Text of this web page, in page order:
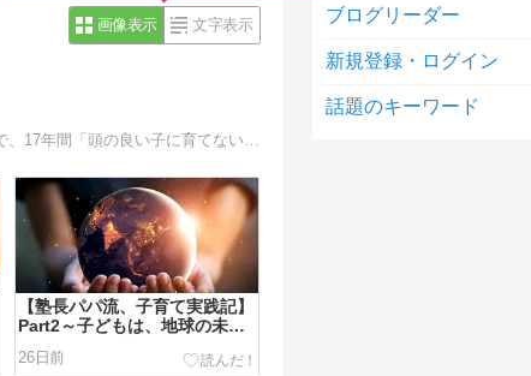
画像表示 文字表示
【塾長パパ流、子育て実践記】
Part2～子どもは、地球の未来
そのもの～
26日前
ブログリーダー
新規登録・ログイン
話題のキーワード